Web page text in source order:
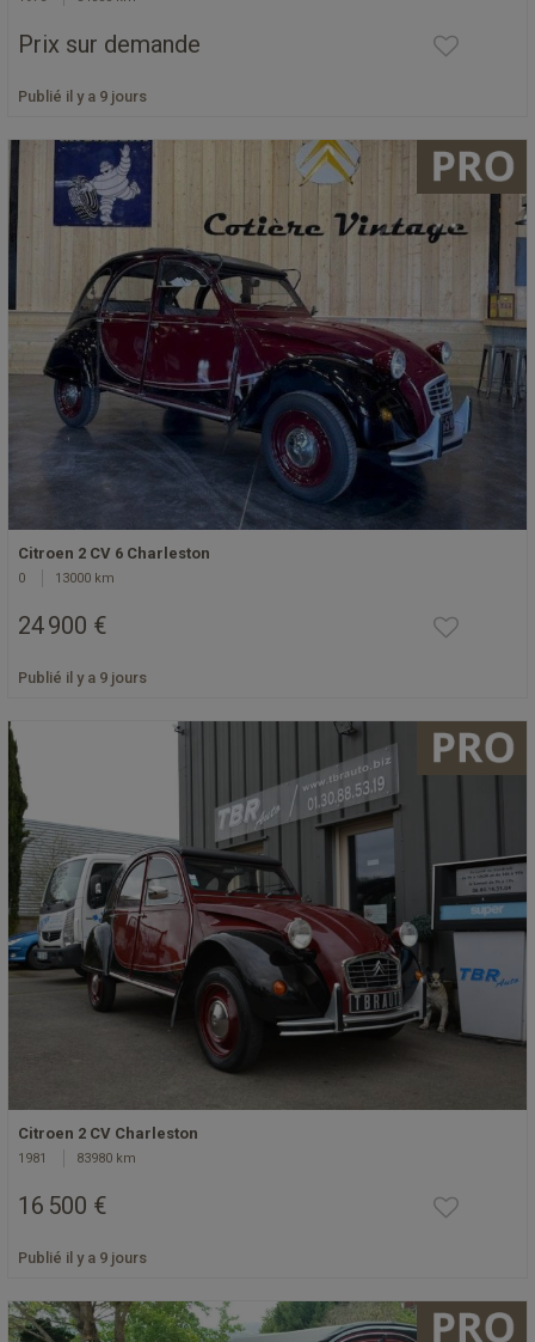
Prix sur demande
Publié il y a 9 jours
Citroen 2 CV 6 Charleston
0 13000 km
24 900 €
Publié il y a 9 jours
Citroen 2 CV Charleston
1981 83980 km
16 500 €
Publié il y a 9 jours